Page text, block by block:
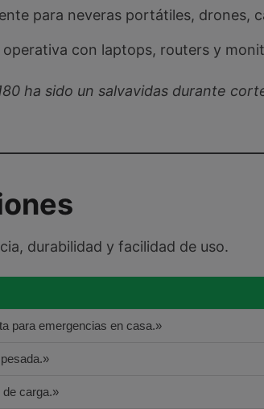
para neveras portátiles, drones,
con laptops, routers y
ha sido un salvavidas durante
durabilidad y facilidad de uso.
para emergencias en casa.»
carga.»